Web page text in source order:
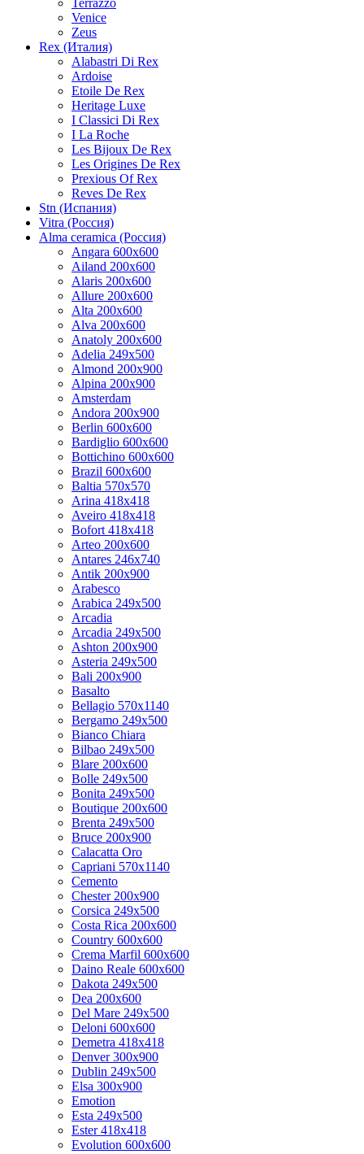
Terrazzo
Venice
Zeus
Rex (Италия)
Alabastri Di Rex
Ardoise
Etoile De Rex
Heritage Luxe
I Classici Di Rex
I La Roche
Les Bijoux De Rex
Les Origines De Rex
Prexious Of Rex
Reves De Rex
Stn (Испания)
Vitra (Россия)
Alma ceramica (Россия)
Angara 600x600
Ailand 200x600
Alaris 200x600
Allure 200x600
Alta 200x600
Alva 200x600
Anatoly 200x600
Adelia 249x500
Almond 200x900
Alpina 200x900
Amsterdam
Andora 200x900
Berlin 600x600
Bardiglio 600x600
Bottichino 600x600
Brazil 600x600
Baltia 570x570
Arina 418x418
Aveiro 418x418
Bofort 418x418
Arteo 200x600
Antares 246x740
Antik 200x900
Arabesco
Arabica 249x500
Arcadia
Arcadia 249x500
Ashton 200x900
Asteria 249x500
Bali 200x900
Basalto
Bellagio 570x1140
Bergamo 249x500
Bianco Chiara
Bilbao 249x500
Blare 200x600
Bolle 249x500
Bonita 249x500
Boutique 200x600
Brenta 249x500
Bruce 200x900
Calacatta Oro
Capriani 570x1140
Cemento
Chester 200x900
Corsica 249x500
Costa Rica 200x600
Country 600x600
Crema Marfil 600x600
Daino Reale 600x600
Dakota 249x500
Dea 200x600
Del Mare 249x500
Deloni 600x600
Demetra 418x418
Denver 300x900
Dublin 249x500
Elsa 300x900
Emotion
Esta 249x500
Ester 418x418
Evolution 600x600